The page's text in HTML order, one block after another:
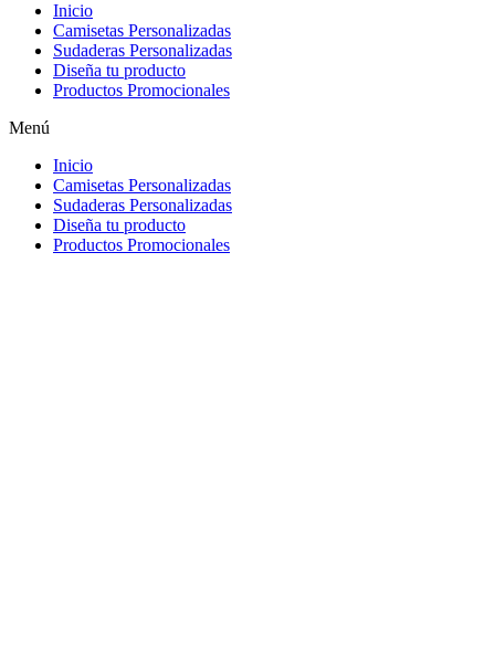
Inicio
Camisetas Personalizadas
Sudaderas Personalizadas
Diseña tu producto
Productos Promocionales
Menú
Inicio
Camisetas Personalizadas
Sudaderas Personalizadas
Diseña tu producto
Productos Promocionales